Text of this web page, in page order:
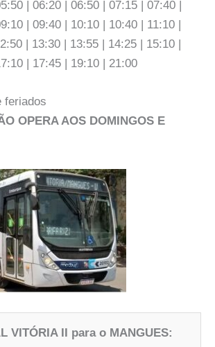
| 06:20 | 06:50 | 07:15 | 07:40 |
| 09:40 | 10:10 | 10:40 | 11:10 |
| 13:30 | 13:55 | 14:25 | 15:10 |
| 17:45 | 19:10 | 21:00
feriados
OPERA AOS DOMINGOS E
VITÓRIA II para o MANGUES: